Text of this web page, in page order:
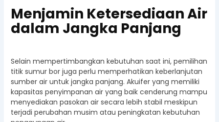
Menjamin Ketersediaan Air
dalam Jangka Panjang
Selain mempertimbangkan kebutuhan saat ini, pemilihan
titik sumur bor juga perlu memperhatikan keberlanjutan
sumber air untuk jangka panjang. Akuifer yang memiliki
kapasitas penyimpanan air yang baik cenderung mampu
menyediakan pasokan air secara lebih stabil meskipun
terjadi perubahan musim atau peningkatan kebutuhan